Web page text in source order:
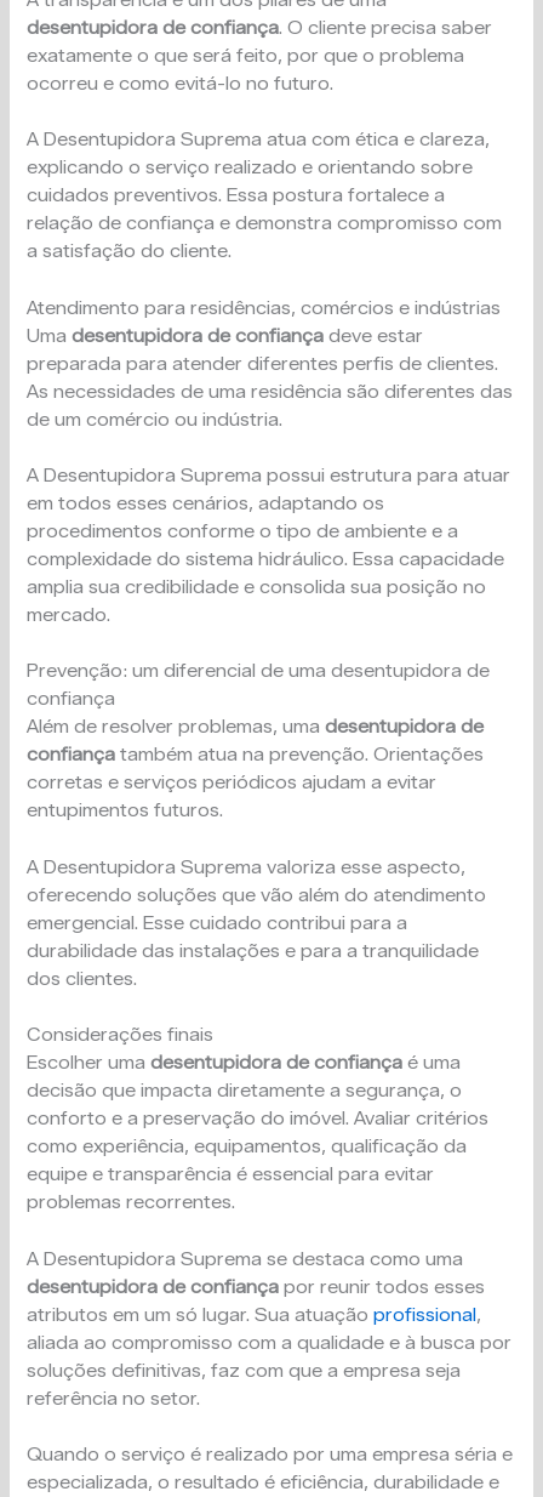
desentupidora de confiança. O cliente precisa saber
exatamente o que será feito, por que o problema
ocorreu e como evitá-lo no futuro.
A Desentupidora Suprema atua com ética e clareza,
explicando o serviço realizado e orientando sobre
cuidados preventivos. Essa postura fortalece a
relação de confiança e demonstra compromisso com
a satisfação do cliente.
Atendimento para residências, comércios e indústrias
Umadesentupidora de confiança deve estar
preparada para atender diferentes perfis de clientes.
As necessidades de uma residência são diferentes das
de um comércio ou indústria.
A Desentupidora Suprema possui estrutura para atuar
em todos esses cenários, adaptando os
procedimentos conforme o tipo de ambiente e a
complexidade do sistema hidráulico. Essa capacidade
amplia sua credibilidade e consolida sua posição no
mercado.
Prevenção: um diferencial de uma desentupidora de
confiança
Além de resolver problemas, umadesentupidora de
confiança também atua na prevenção. Orientações
corretas e serviços periódicos ajudam a evitar
entupimentos futuros.
A Desentupidora Suprema valoriza esse aspecto,
oferecendo soluções que vão além do atendimento
emergencial. Esse cuidado contribui para a
durabilidade das instalações e para a tranquilidade
dos clientes.
Considerações finais
Escolher umadesentupidora de confiança é uma
decisão que impacta diretamente a segurança, o
conforto e a preservação do imóvel. Avaliar critérios
como experiência, equipamentos, qualificação da
equipe e transparência é essencial para evitar
problemas recorrentes.
A Desentupidora Suprema se destaca como uma
desentupidora de confiança por reunir todos esses
atributos em um só lugar. Sua atuaçãoprofissional,
aliada ao compromisso com a qualidade e à busca por
soluções definitivas, faz com que a empresa seja
referência no setor.
Quando o serviço é realizado por uma empresa séria e
especializada, o resultado é eficiência, durabilidade e